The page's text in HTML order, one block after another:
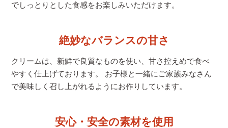
でしっとりとした食感をお楽しみいただけます。
絶妙なバランスの甘さ
クリームは、新鮮で良質なものを使い、甘さ控えめで食べ
やすく仕上げております。 お子様と一緒にご家族みなさん
で美味しく召し上がれるようにお作りしています。
安心・安全の素材を使用